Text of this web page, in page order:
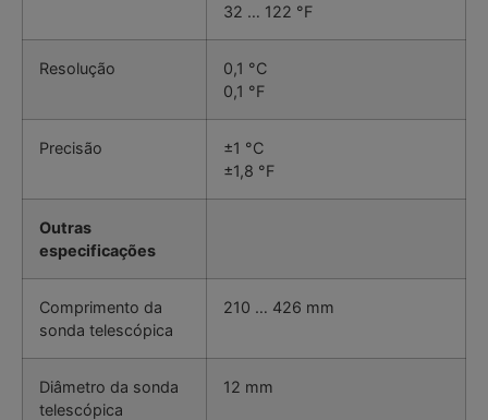
32 … 122 °F
Resolução
0,1 °C
0,1 °F
Precisão
±1 °C
±1,8 °F
Outras
especificações
Comprimento da
sonda telescópica
210 … 426 mm
Diâmetro da sonda
telescópica
12 mm